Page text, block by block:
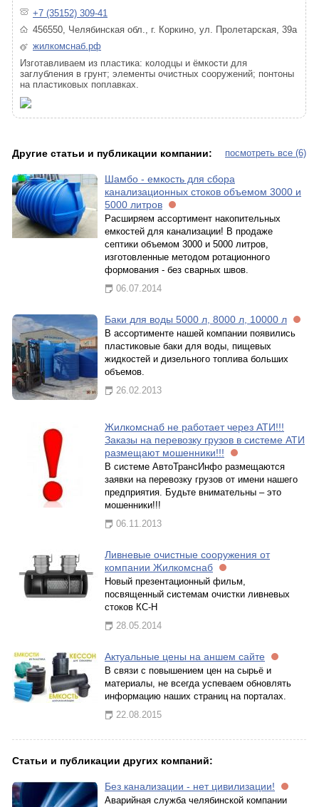
+7 (35152) 309-41
456550, Челябинская обл., г. Коркино, ул. Пролетарская, 39а
жилкомснаб.рф
Изготавливаем из пластика: колодцы и ёмкости для
заглубления в грунт; элементы очистных сооружений; понтоны
на пластиковых поплавках.
посмотреть все (6)
Другие статьи и публикации компании:
Шамбо - емкость для сбора
канализационных стоков объемом 3000 и
5000 литров
Расширяем ассортимент накопительных
емкостей для канализации! В продаже
септики объемом 3000 и 5000 литров,
изготовленные методом ротационного
формования - без сварных швов.
06.07.2014
Баки для воды 5000 л, 8000 л, 10000 л
В ассортименте нашей компании появились
пластиковые баки для воды, пищевых
жидкостей и дизельного топлива больших
объемов.
26.02.2013
Жилкомснаб не работает через АТИ!!!
Заказы на перевозку грузов в системе АТИ
размещают мошенники!!!
В системе АвтоТрансИнфо размещаются
заявки на перевозку грузов от имени нашего
предприятия. Будьте внимательны – это
мошенники!!!
06.11.2013
Ливневые очистные сооружения от
компании Жилкомснаб
Новый презентационный фильм,
посвященный системам очистки ливневых
стоков КС-Н
28.05.2014
Актуальные цены на аншем сайте
В связи с повышением цен на сырьё и
материалы, не всегда успеваем обновлять
информацию наших страниц на порталах.
22.08.2015
Статьи и публикации других компаний:
Без канализации - нет цивилизации!
Аварийная служба челябинской компании